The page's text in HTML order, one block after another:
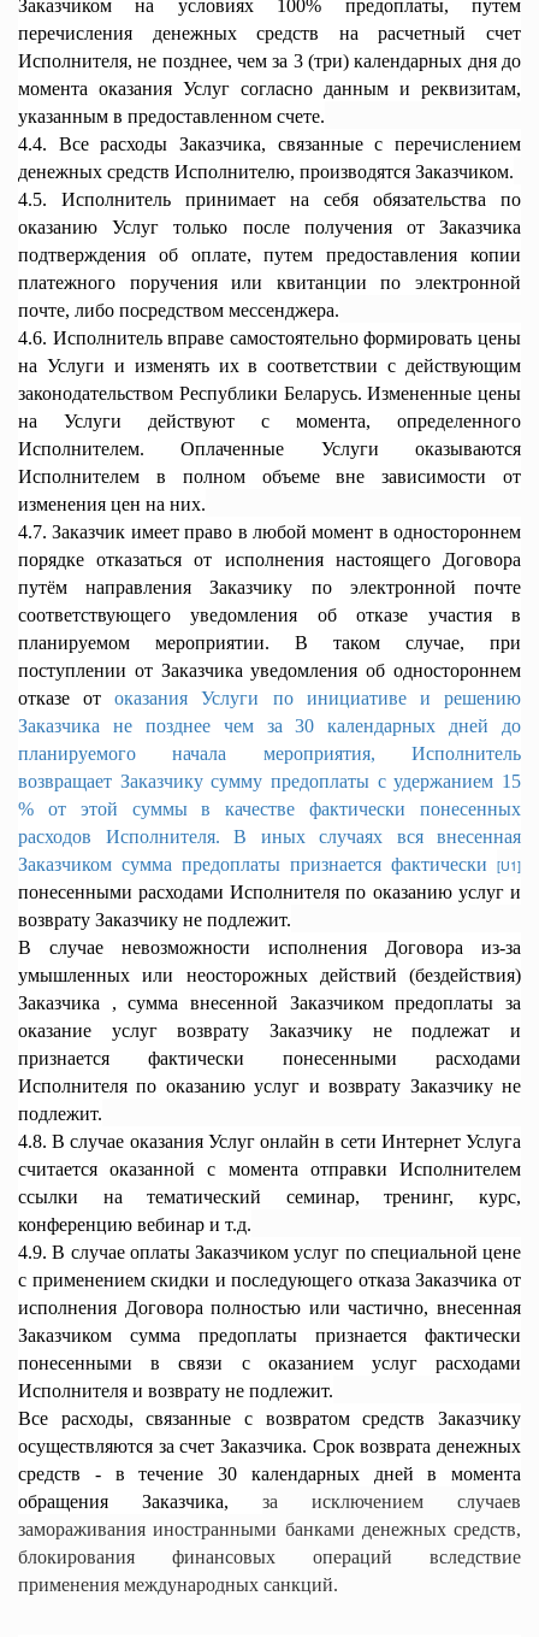
Заказчиком на условиях 100% предоплаты, путем
перечисления денежных средств на расчетный счет
Исполнителя, не позднее, чем за 3 (три) календарных дня до
момента оказания Услуг согласно данным и реквизитам,
указанным в предоставленном счете.
4.4. Все расходы Заказчика, связанные с перечислением
денежных средств Исполнителю, производятся Заказчиком.
4.5. Исполнитель принимает на себя обязательства по
оказанию Услуг только после получения от Заказчика
подтверждения об оплате, путем предоставления копии
платежного поручения или квитанции по электронной
почте, либо посредством мессенджера.
4.6. Исполнитель вправе самостоятельно формировать цены
на Услуги и изменять их в соответствии с действующим
законодательством Республики Беларусь. Измененные цены
на Услуги действуют с момента, определенного
Исполнителем. Оплаченные Услуги оказываются
Исполнителем в полном объеме вне зависимости от
изменения цен на них.
4.7. Заказчик имеет право в любой момент в одностороннем
порядке отказаться от исполнения настоящего Договора
путём направления Заказчику по электронной почте
соответствующего уведомления об отказе участия в
планируемом мероприятии. В таком случае, при
поступлении от Заказчика уведомления об одностороннем
отказе отоказания Услуги по инициативе и решению
Заказчика не позднее чем за 30 календарных дней до
планируемого начала мероприятия, Исполнитель
возвращает Заказчику сумму предоплаты с удержанием 15
% от этой суммы в качестве фактически понесенных
расходов Исполнителя. В иных случаях вся внесенная
Заказчиком сумма предоплаты признается фактически [U1]
понесенными расходами Исполнителя по оказанию услуг и
возврату Заказчику не подлежит.
В случае невозможности исполнения Договора из-за
умышленных или неосторожных действий (бездействия)
Заказчика , сумма внесенной Заказчиком предоплаты за
оказание услуг возврату Заказчику не подлежат и
признается фактически понесенными расходами
Исполнителя по оказанию услуг и возврату Заказчику не
подлежит.
4.8. В случае оказания Услуг онлайн в сети Интернет Услуга
считается оказанной с момента отправки Исполнителем
ссылки на тематический семинар, тренинг, курс,
конференцию вебинар и т.д.
4.9. В случае оплаты Заказчиком услуг по специальной цене
с применением скидки и последующего отказа Заказчика от
исполнения Договора полностью или частично, внесенная
Заказчиком сумма предоплаты признается фактически
понесенными в связи с оказанием услуг расходами
Исполнителя и возврату не подлежит.
Все расходы, связанные с возвратом средств Заказчику
осуществляются за счет Заказчика. Срок возврата денежных
средств - в течение 30 календарных дней в момента
обращения Заказчика, за исключением случаев
замораживания иностранными банками денежных средств,
блокирования финансовых операций вследствие
применения международных санкций.